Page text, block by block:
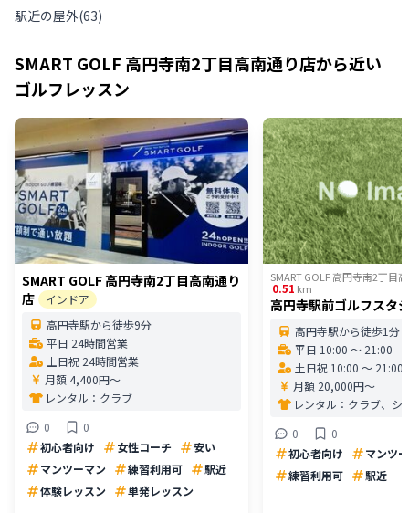
駅近の屋外(63)
SMART GOLF 高円寺南2丁目高南通り店から近い
ゴルフレッスン
SMART GOLF 高円寺南2丁目高南通り
店
インドア
高円寺駅から徒歩9分
平日 24時間営業
土日祝 24時間営業
月額 4,400円〜
レンタル： クラブ
0
0
初心者向け
女性コーチ
安い
マンツーマン
練習利用可
駅近
体験レッスン
単発レッスン
SMART GOLF 高円寺南2丁目
0.51 km
高円寺駅前ゴルフスタ
高円寺駅から徒歩1分
平日 10:00 〜 21:00
土日祝 10:00 〜 21:00
月額 20,000円〜
レンタル： クラブ、シ
0
0
初心者向け
マンツ
練習利用可
駅近